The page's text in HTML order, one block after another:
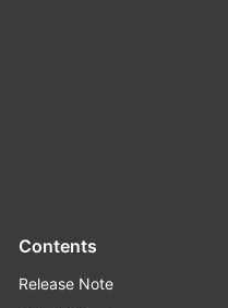
Contents
Release Note